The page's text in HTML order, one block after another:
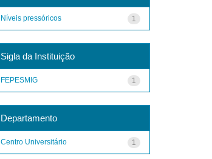
1
Níveis pressóricos
Sigla da Instituição
1
FEPESMIG
Departamento
1
Centro Universitário